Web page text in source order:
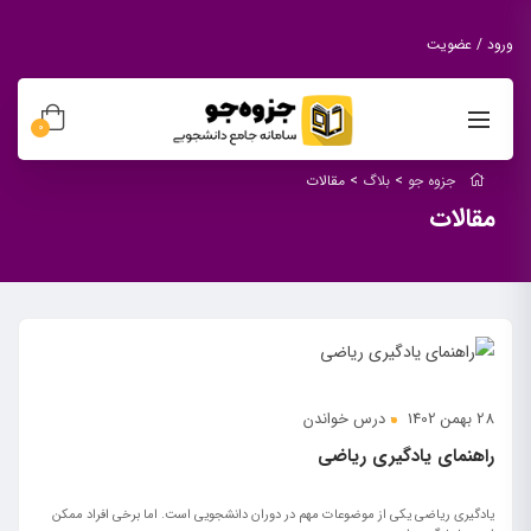
ورود / عضویت
0
جزوه جو > بلاگ > مقالات
مقالات
28 بهمن 1402 درس خواندن
راهنمای یادگیری ریاضی
یادگیری ریاضی یکی از موضوعات مهم در دوران دانشجویی است. اما برخی افراد ممکن